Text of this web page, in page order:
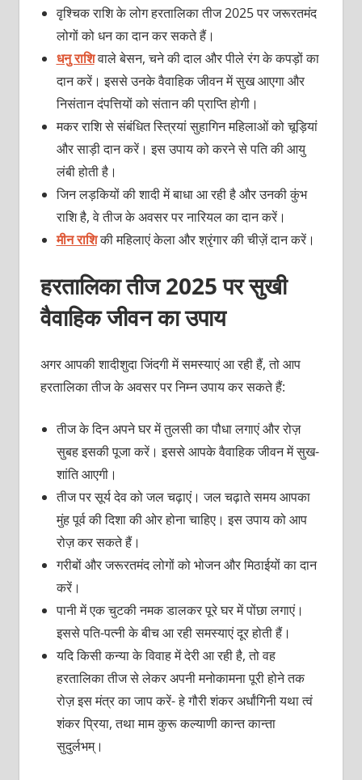
वृश्चिक राशि के लोग हरतालिका तीज 2025 पर जरूरतमंद
लोगों को धन का दान कर सकते हैं।
धनु राशिवाले बेसन, चने की दाल और पीले रंग के कपड़ों का
दान करें। इससे उनके वैवाहिक जीवन में सुख आएगा और
निसंतान दंपत्तियों को संतान की प्राप्‍ति होगी।
मकर राशि से संबंधित स्त्रियां सुहागिन महिलाओं को चूड़ियां
और साड़ी दान करें। इस उपाय को करने से पति की आयु
लंबी होती है।
जिन लड़कियों की शादी में बाधा आ रही है और उनकी कुंभ
राशि है, वे तीज के अवसर पर नारियल का दान करें।
मीन राशिकी महिलाएं केला और श्रृंगार की चीज़ें दान करें।
हरतालिका तीज 2025 पर सुखी
वैवाहिक जीवन का उपाय
अगर आपकी शादीशुदा जिंदगी में समस्‍याएं आ रही हैं, तो आप
हरतालिका तीज के अवसर पर निम्‍न उपाय कर सकते हैं:
तीज के दिन अपने घर में तुलसी का पौधा लगाएं और रोज़
सुबह इसकी पूजा करें। इससे आपके वैवाहिक जीवन में सुख-
शांति आएगी।
तीज पर सूर्य देव को जल चढ़ाएं। जल चढ़ाते समय आपका
मुंह पूर्व की दिशा की ओर होना चाहिए। इस उपाय को आप
रोज़ कर सकते हैं।
गरीबों और जरूरतमंद लोगों को भोजन और मिठाईयों का दान
करें।
पानी में एक चुटकी नमक डालकर पूरे घर में पोंछा लगाएं।
इससे पति-पत्‍नी के बीच आ रही समस्‍याएं दूर होती हैं।
यदि किसी कन्‍या के विवाह में देरी आ रही है, तो वह
हरतालिका तीज से लेकर अपनी मनोकामना पूरी होने तक
रोज़ इस मंत्र का जाप करें- हे गौरी शंकर अर्धांगिनी यथा त्‍वं
शंकर प्रिया, तथा माम कुरू कल्‍याणी कान्‍त कान्‍ता
सुदुर्लभम्।